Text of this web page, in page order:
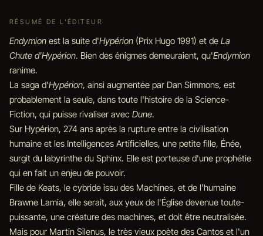
RÉSUMÉ DE L'ÉDITEUR
Endymion est la suite d'Hypérion (Prix Hugo 1991) et de La
Chute d'Hypérion. Bien des énigmes demeuraient, qu'Endymion
ranime.
La saga d'Hypérion, ainsi augmentée par Dan Simmons, est
probablement la seule, dans toute l'histoire de la Science-
Fiction, qui puisse rivaliser avec Dune.
Sur Hypérion, 274 ans après la rupture entre la civilisation
humaine et les Intelligences Artificielles, une petite fille, Énée,
surgit du labyrinthe du Sphinx. Elle est porteuse d'une prophétie
qui en fait un enjeu de pouvoir.
Fille de Keats, le cybride issu des Machines, et de l'humaine
Brawne Lamia, elle serait, aux yeux de l'Église devenue toute-
puissante, une créature des machines, et doit être neutralisée.
Mais pour Martin Silenus, le très vieux poète des Cantos et l'un